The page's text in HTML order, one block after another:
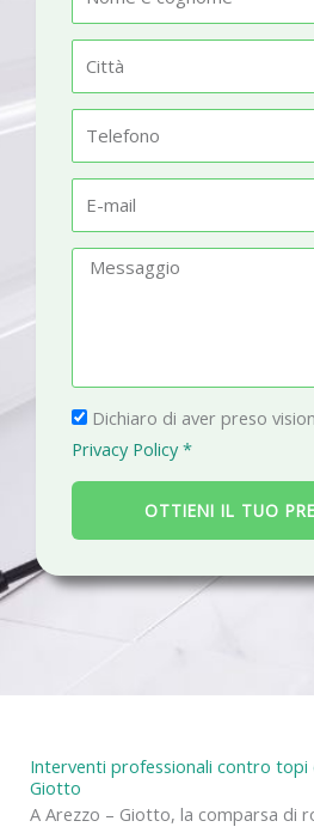
m
t
à
l
fm
a
g
g
i
P
r
i
a
c
Dichiaro di aver preso
Privacy Policy *
OTTIENI IL TUO
Interventi professionali contro topi
Giotto
A Arezzo – Giotto, la comparsa di